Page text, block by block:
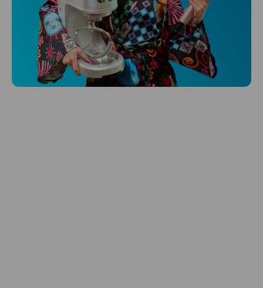
Niceboy ONE Ultra
Hlídá ti zdraví, spánek i pohyb a ještě k
tomu platí.